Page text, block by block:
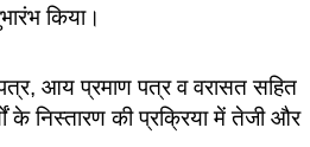
किया।
आय प्रमाण पत्र व वरासत सहित
के निस्तारण की प्रक्रिया में तेजी और